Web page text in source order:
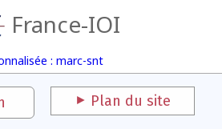
France-IOI
: marc-snt
Plan du site